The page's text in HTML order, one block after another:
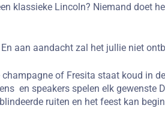
klassieke Lincoln? Niemand doet
aan aandacht zal het jullie niet
champagne of Fresita staat koud in de
en speakers spelen elk gewenste
ruiten en het feest kan